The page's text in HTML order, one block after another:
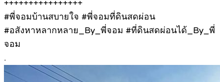
++++++++++++++++
#พี่จอมบ้านสบายใจ #พี่จอมที่ดินสดผ่อน
#อสังหาหลากหลาย_By_พี่จอม #ที่ดินสดผ่อนได้_By_พี่
จอม
.